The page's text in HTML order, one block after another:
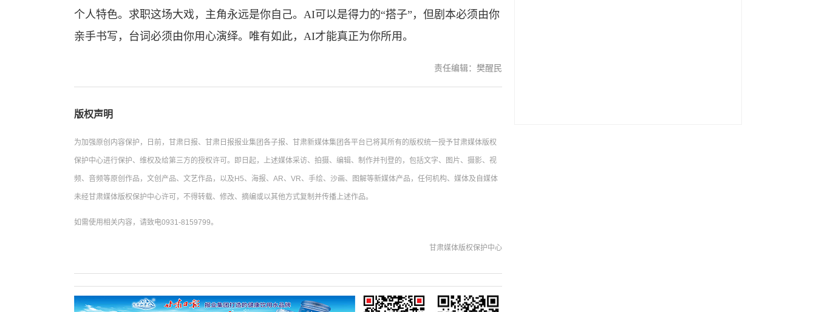
个人特色。求职这场大戏，主角永远是你自己。AI可以是得力的“搭子”，但剧本必须由你
亲手书写，台词必须由你用心演绎。唯有如此，AI才能真正为你所用。
责任编辑：樊醒民
版权声明
为加强原创内容保护，日前，甘肃日报、甘肃日报报业集团各子报、甘肃新媒体集团各平台已将其所有的版权统一授予甘肃媒体版权
保护中心进行保护、维权及给第三方的授权许可。即日起，上述媒体采访、拍摄、编辑、制作并刊登的，包括文字、图片、摄影、视
频、音频等原创作品，文创产品、文艺作品，以及H5、海报、AR、VR、手绘、沙画、图解等新媒体产品，任何机构、媒体及自媒体
未经甘肃媒体版权保护中心许可，不得转载、修改、摘编或以其他方式复制并传播上述作品。
如需使用相关内容，请致电0931-8159799。
甘肃媒体版权保护中心